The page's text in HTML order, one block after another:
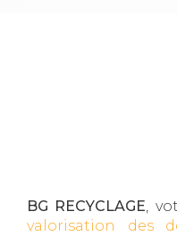
BG RECYCLAGE,
valorisation des